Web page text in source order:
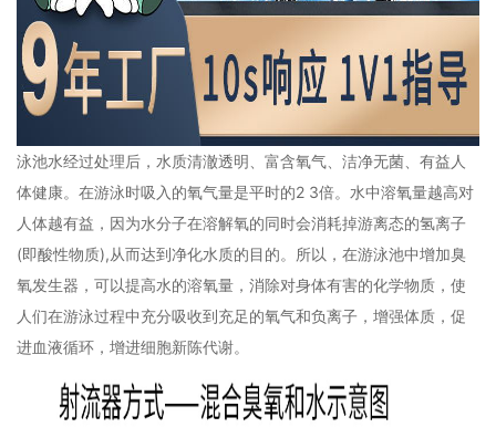
泳池水经过处理后，水质清澈透明、富含氧气、洁净无菌、有益人
体健康。在游泳时吸入的氧气量是平时的2 3倍。水中溶氧量越高对
人体越有益，因为水分子在溶解氧的同时会消耗掉游离态的氢离子
(即酸性物质),从而达到净化水质的目的。所以，在游泳池中增加臭
氧发生器，可以提高水的溶氧量，消除对身体有害的化学物质，使
人们在游泳过程中充分吸收到充足的氧气和负离子，增强体质，促
进血液循环，增进细胞新陈代谢。